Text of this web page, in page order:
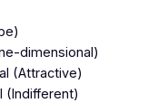
dimensional)
(Attractive)
(Indifferent)